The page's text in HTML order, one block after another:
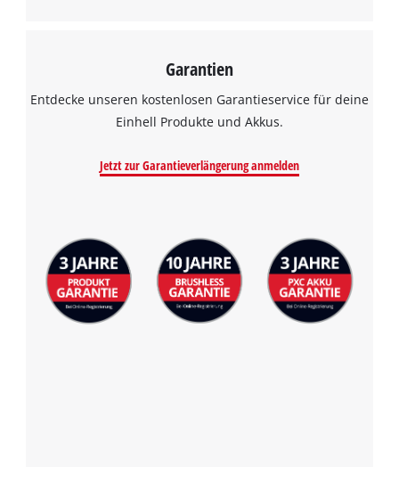
Garantien
Entdecke unseren kostenlosen Garantieservice für deine
Einhell Produkte und Akkus.
Jetzt zur Garantieverlängerung anmelden